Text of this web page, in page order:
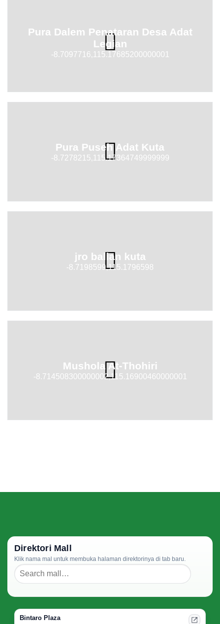
Pura Dalem Penataran Desa Adat
Legian
-8.7097716,115.17685200000001
Pura Puseh Adat Kuta
-8.7278215,115.17364749999999
jro balian kuta
-8.7198599,115.1796598
Mushola At-Thohiri
-8.714508300000002,115.16900460000001
Direktori Mall
Klik nama mal untuk membuka halaman direktorinya di tab baru.
Bintaro Plaza